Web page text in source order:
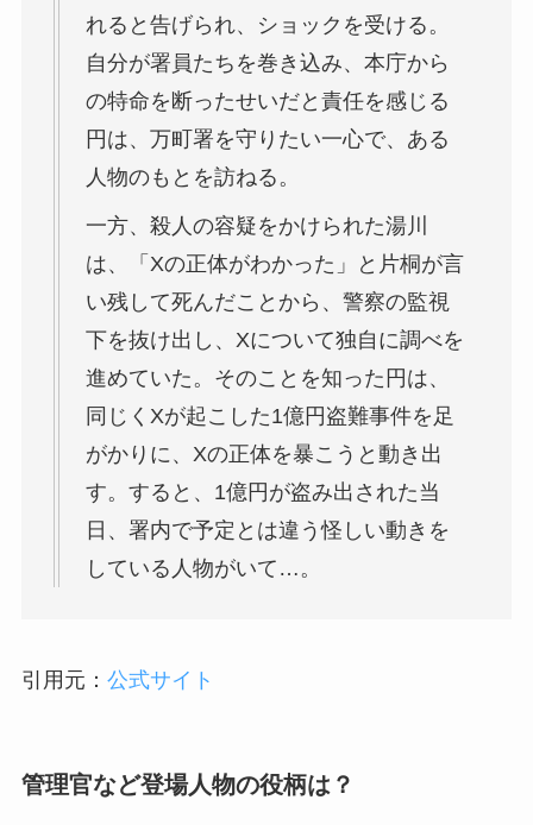
れると告げられ、ショックを受ける。
自分が署員たちを巻き込み、本庁から
の特命を断ったせいだと責任を感じる
円は、万町署を守りたい一心で、ある
人物のもとを訪ねる。
一方、殺人の容疑をかけられた湯川
は、「Xの正体がわかった」と片桐が言
い残して死んだことから、警察の監視
下を抜け出し、Xについて独自に調べを
進めていた。そのことを知った円は、
同じくXが起こした1億円盗難事件を足
がかりに、Xの正体を暴こうと動き出
す。すると、1億円が盗み出された当
日、署内で予定とは違う怪しい動きを
している人物がいて…。
引用元： 公式サイト
管理官など登場人物の役柄は？